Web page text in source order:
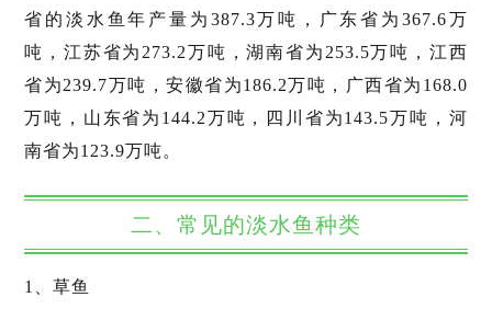
省的淡水鱼年产量为387.3万吨，广东省为367.6万
吨，江苏省为273.2万吨，湖南省为253.5万吨，江西
省为239.7万吨，安徽省为186.2万吨，广西省为168.0
万吨，山东省为144.2万吨，四川省为143.5万吨，河
南省为123.9万吨。
二、常见的淡水鱼种类
1、草鱼